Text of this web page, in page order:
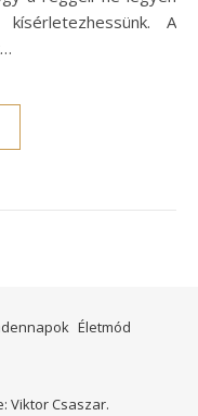
A
Életmód
Viktor Csaszar.